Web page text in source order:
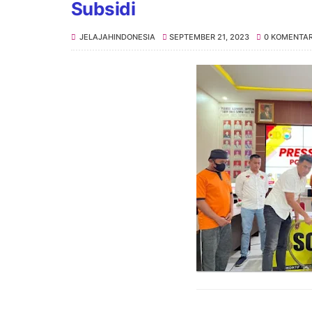
Subsidi
JELAJAHINDONESIA SEPTEMBER 21, 2023 0